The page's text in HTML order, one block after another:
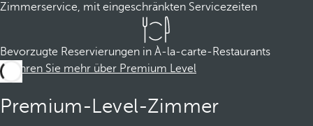
Zimmerservice, mit eingeschränkten Servicezeiten
Bevorzugte Reservierungen in À-la-carte-Restaurants
Erfahren Sie mehr über Premium Level
Premium-Level-Zimmer